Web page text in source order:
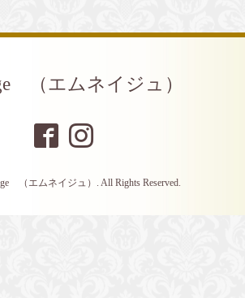
（エムネイジュ）
（エムネイジュ） . All Rights Reserved.